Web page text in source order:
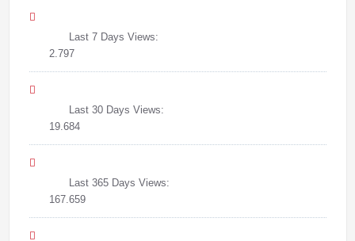
Last 7 Days Views:
2.797
Last 30 Days Views:
19.684
Last 365 Days Views:
167.659